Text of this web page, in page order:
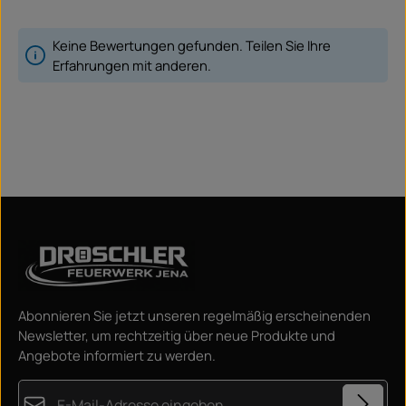
Keine Bewertungen gefunden. Teilen Sie Ihre
Erfahrungen mit anderen.
Abonnieren Sie jetzt unseren regelmäßig erscheinenden
Newsletter, um rechtzeitig über neue Produkte und
Angebote informiert zu werden.
E-Mail-Adresse*